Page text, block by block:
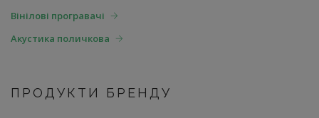
Вінілові програвачі
Акустика поличкова
ПРОДУКТИ БРЕНДУ